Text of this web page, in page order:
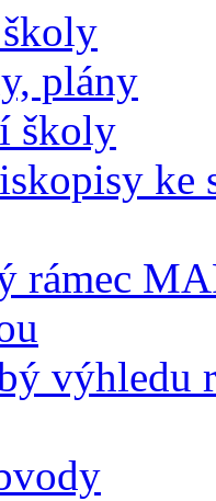
plány
školy
ke
rámec
výhledu